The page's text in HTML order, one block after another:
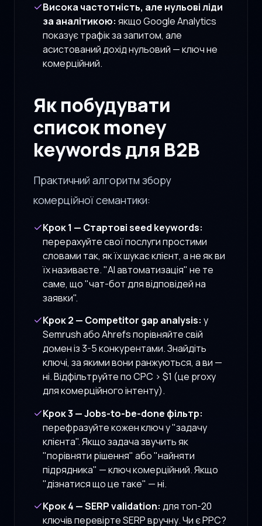
Висока частотність, але нульові ліди
за аналітикою: якщо Google Analytics
показує трафік за запитом, але
асистований дохід нульовий — ключ не
комерційний.
Як побудувати
список money
keywords для B2B
Практичний алгоритм збору
комерційної семантики:
Крок 1 — Стартові seed keywords:
перерахуйте свої послуги простими
словами так, як їх шукає клієнт, а не як ви
їх називаєте. "AI автоматизація" не те
саме, що "чат-бот для відповідей на
заявки".
Крок 2 — Competitor gap analysis: у
Semrush або Ahrefs порівняйте свій
домен із 3-5 конкурентами. Знайдіть
ключі, за якими вони ранжуються, а ви —
ні. Відфільтруйте по CPC > $1 (це proxy
для комерційного інтенту).
Крок 3 — Jobs-to-be-done фільтр:
перефразуйте кожен ключ у "задачу
клієнта". Якщо задача звучить як
"порівняти рішення" або "найняти
підрядника" — ключ комерційний. Якщо
"дізнатися що це таке" — ні.
Крок 4 — SERP validation: для топ-20
ключів перевірте SERP вручну. Чи є PPC?